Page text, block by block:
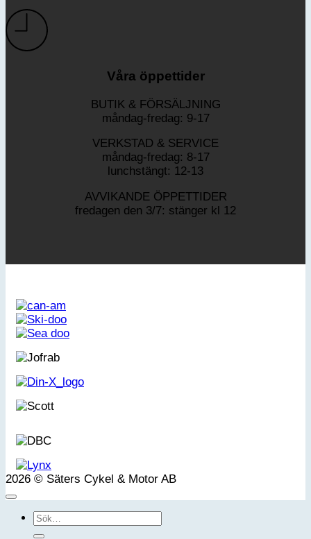
Våra öppettider
BUTIK & FÖRSÄLJNING
måndag-fredag: 9-17
VERKSTAD & SERVICE
måndag-fredag: 8-17
lunchstängt: 12-13
AVVIKANDE ÖPPETTIDER
fredagen den 3/7: stänger kl 12
2026 © Säters Cykel & Motor AB
Sök
efter: